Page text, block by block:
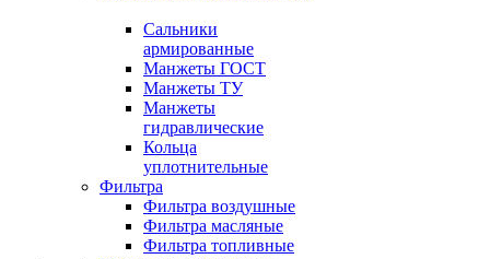
Сальники
армированные
Манжеты ГОСТ
Манжеты ТУ
Манжеты
гидравлические
Кольца
уплотнительные
Фильтра
Фильтра воздушные
Фильтра масляные
Фильтра топливные